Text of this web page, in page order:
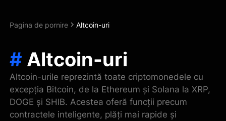
Pagina de pornire Altcoin-uri
# Altcoin-uri
Altcoin-urile reprezintă toate criptomonedele cu
excepția Bitcoin, de la Ethereum și Solana la XRP,
DOGE și SHIB. Acestea oferă funcții precum
contractele inteligente, plăți mai rapide și